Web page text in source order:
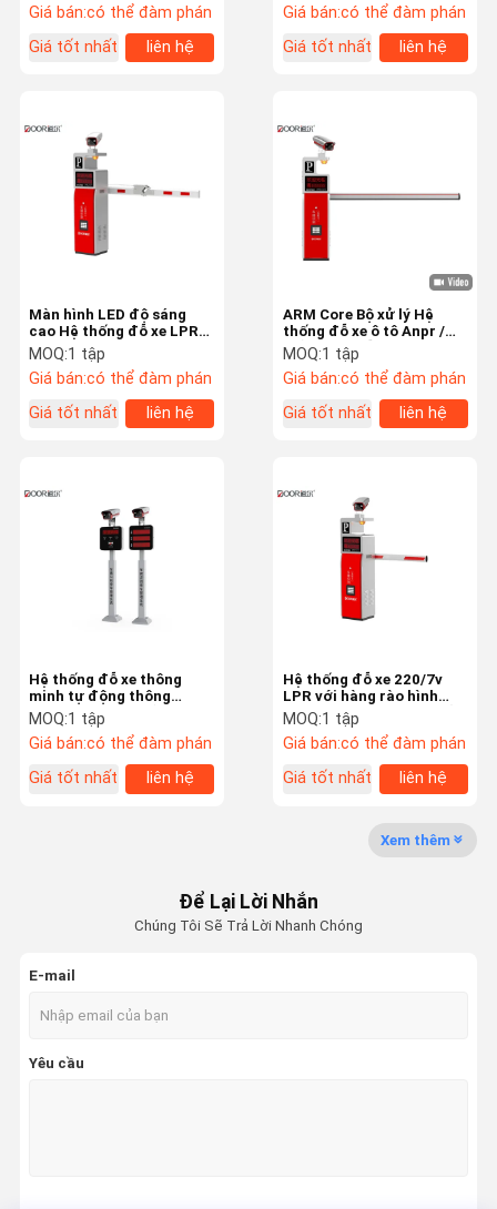
Tham Quan
Kiểm Soát
Tin Tức
tốc độ cổng turnstile
Cổng xoay
Giá bán:có thể đàm phán
Giá tốt nhất
liên hệ
Giá bán:có thể đàm phán
Giá tốt nhất
liên hệ
ARM Core Bộ xử lý Hệ
thống đỗ xe ô tô Anpr /
Giải pháp đỗ xe Lpr cho
các trung tâm kinh doanh
MOQ:1 tập
Giá bán:có thể đàm phán
Giá tốt nhất
liên hệ
Màn hình LED độ sáng
cao Hệ thống đỗ xe LPR
với hàng rào cong
MOQ:1 tập
Giá bán:có thể đàm phán
Giá tốt nhất
liên hệ
Hệ thống đỗ xe 220/7v
LPR với hàng rào hình
bầu dục dài 3 m và cơ sở
dữ liệu SQL SERVER
MOQ:1 tập
Giá bán:có thể đàm phán
Giá tốt nhất
liên hệ
Hệ thống đỗ xe thông
minh tự động thông
minh, hệ thống cổng rào
chắn đỗ xe
MOQ:1 tập
Giá bán:có thể đàm phán
Giá tốt nhất
liên hệ
Xem thêm
Để Lại Lời Nhắn
Chúng Tôi Sẽ Trả Lời Nhanh Chóng
E-mail
Yêu cầu